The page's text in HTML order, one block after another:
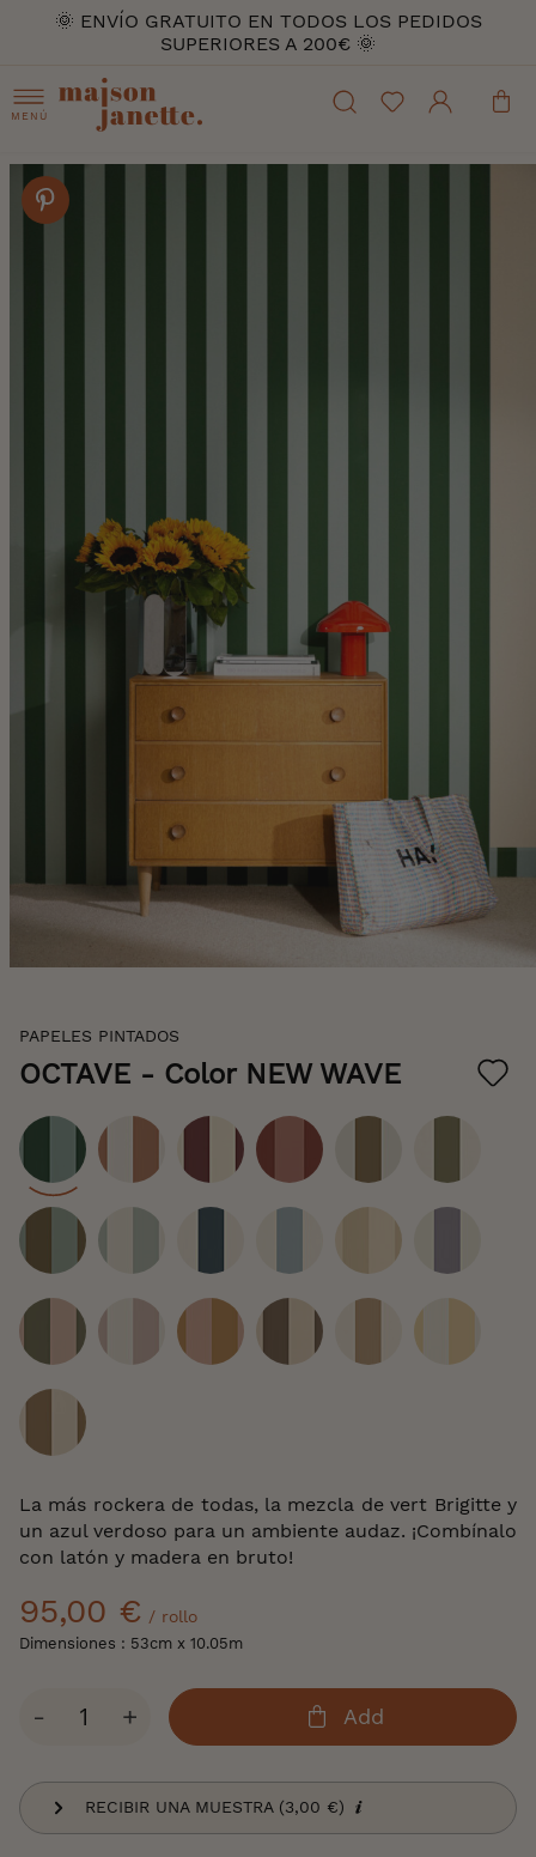
🌞 ENVÍO GRATUITO EN TODOS LOS PEDIDOS
SUPERIORES A 200€ 🌞
MENÚ
PAPELES PINTADOS
OCTAVE - Color NEW WAVE
Color
La más rockera de todas, la mezcla de vert Brigitte y
un azul verdoso para un ambiente audaz. ¡Combínalo
con latón y madera en bruto!
95,00 € / rollo
Dimensiones : 53cm x 10.05m
Cantidad
- + Add
RECIBIR UNA MUESTRA (3,00 €)
Skip
the
the
beginning
the
images
gallery